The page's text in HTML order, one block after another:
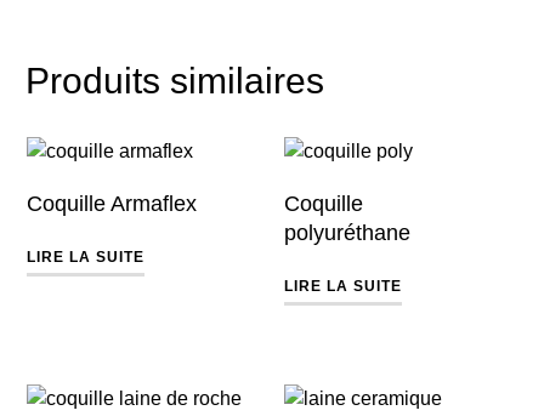
Produits similaires
Coquille Armaflex
LIRE LA SUITE
Coquille
polyuréthane
LIRE LA SUITE